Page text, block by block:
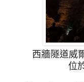
西牆隧道威
位